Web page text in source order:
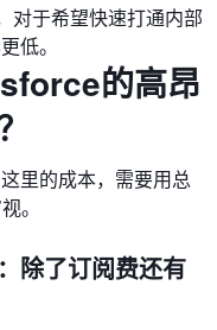
对于希望快速打通内部
低。
的高昂
里的成本，需要用总
。
除了订阅费还有